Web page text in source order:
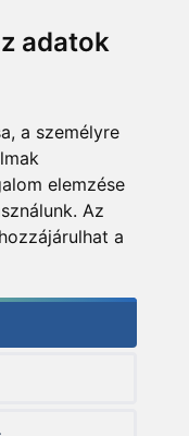
adatok
a személyre
elemzése
Az
a